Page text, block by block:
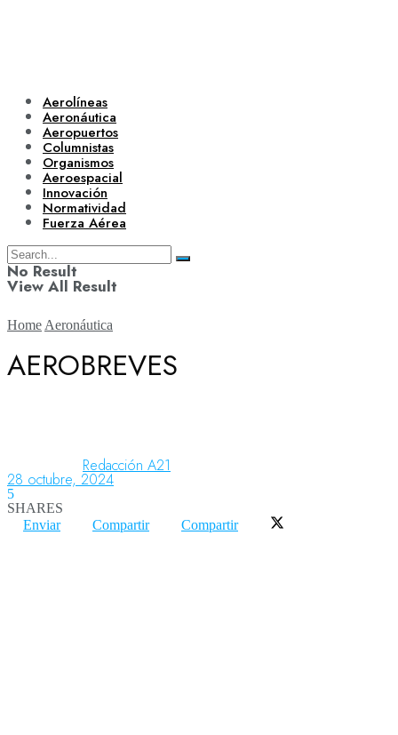
Aerolíneas
Aeronáutica
Aeropuertos
Columnistas
Organismos
Aeroespacial
Innovación
Normatividad
Fuerza Aérea
No Result
View All Result
Aeronáutica
Aeropuertos
Home Aeronáutica
AEROBREVES
Redacción A21
28 octubre, 2024
5
SHARES
Enviar
Compartir Compartir